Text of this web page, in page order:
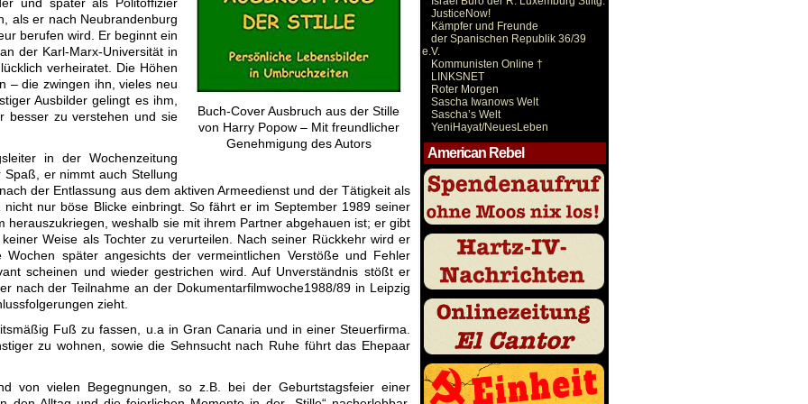
Buch-Cover Ausbruch aus der Stille
von Harry Popow – Mit freundlicher
Genehmigung des Autors
als er nach Neubrandenburg
berufen wird. Er beginnt ein
der Karl-Marx-Universität in
verheiratet. Die Höhen
– die zwingen ihn, vieles neu
Ausbilder gelingt es ihm,
besser zu verstehen und sie
in der Wochenzeitung
Spaß, er nimmt auch Stellung
der Entlassung aus dem aktiven Armeedienst und der Tätigkeit als
nur böse Blicke einbringt. So fährt er im September 1989 seiner
herauszukriegen, weshalb sie mit ihrem Partner abgehauen ist; er gibt
Weise als Tochter zu verurteilen. Nach seiner Rückkehr wird er
später angesichts der vermeintlichen Verstöße und Fehler
scheinen und wieder gestrichen wird. Auf Unverständnis stößt er
nach der Teilnahme an der Dokumentarfilmwoche1988/89 in Leipzig
zieht.
Fuß zu fassen, u.a in Gran Canaria und in einer Steuerfirma.
zu wohnen, sowie die Sehnsucht nach Ruhe führt das Ehepaar
von vielen Begegnungen, so z.B. bei der Geburtstagsfeier einer
JusticeNow!
Kämpfer und Freunde
der Spanischen Republik 36/39
e.V.
Kommunisten Online †
LINKSNET
Roter Morgen
Sascha Iwanows Welt
Sascha’s Welt
YeniHayat/NeuesLeben
American Rebel